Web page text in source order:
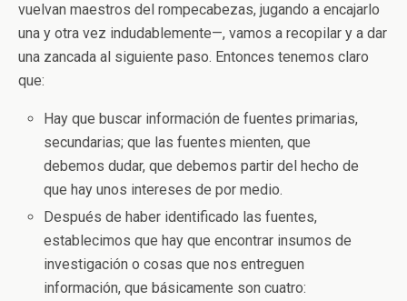
vuelvan maestros del rompecabezas, jugando a encajarlo
una y otra vez indudablemente—, vamos a recopilar y a dar
una zancada al siguiente paso. Entonces tenemos claro
que:
Hay que buscar información de fuentes primarias,
secundarias; que las fuentes mienten, que
debemos dudar, que debemos partir del hecho de
que hay unos intereses de por medio.
Después de haber identificado las fuentes,
establecimos que hay que encontrar insumos de
investigación o cosas que nos entreguen
información, que básicamente son cuatro: